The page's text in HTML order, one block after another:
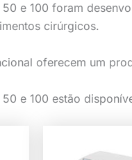
e 100 foram
cirúrgicos.
oferecem um
e 100 estão